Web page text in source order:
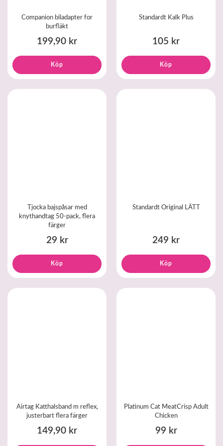
Companion biladapter for
burfläkt
199,90 kr
Köp
Standardt Kalk Plus
105 kr
Köp
Tjocka bajspåsar med
knythandtag 50-pack, flera
färger
29 kr
Köp
Standardt Original LÄTT
249 kr
Köp
Airtag Katthalsband m reflex,
justerbart flera färger
149,90 kr
Platinum Cat MeatCrisp Adult
Chicken
99 kr